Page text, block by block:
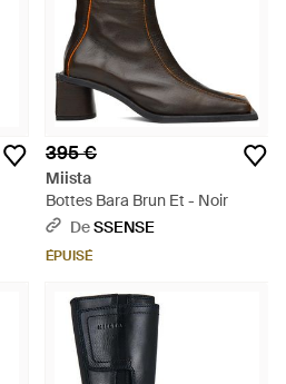
395 €
Miista
Bottes Bara Brun Et - Noir
DeSSENSE
ÉPUISÉ